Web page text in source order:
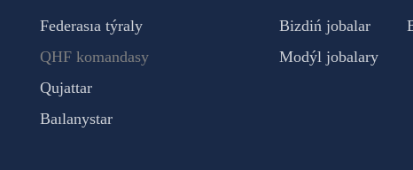
Federasıa týraly
QHF komandasy
Qujattar
Baılanystar
Bizdiń jobalar
Modýl jobalary